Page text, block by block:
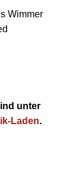
Wimmer
unter
Laden.